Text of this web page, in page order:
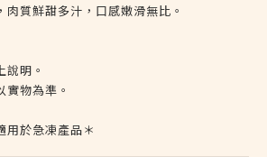
質鮮甜多汁，口感嫩滑無比。
說明。
物為準。
用於急凍產品＊